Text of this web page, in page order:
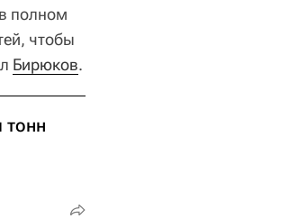
полном
чтобы
Бирюков.